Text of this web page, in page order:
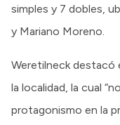
simples y 7 dobles,
y Mariano Moreno.
Weretilneck destacó
la localidad, la cual
protagonismo en la